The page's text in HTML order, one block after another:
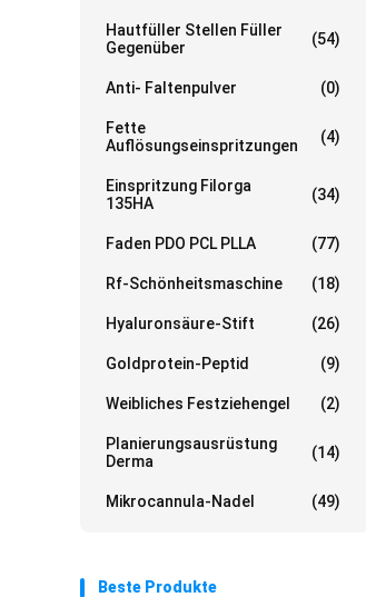
Hautfüller Stellen Füller
Gegenüber
(54)
Anti- Faltenpulver (0)
Fette
Auflösungseinspritzungen
(4)
Einspritzung Filorga
135HA
(34)
Faden PDO PCL PLLA (77)
Rf-Schönheitsmaschine (18)
Hyaluronsäure-Stift (26)
Goldprotein-Peptid (9)
Weibliches Festziehengel (2)
Planierungsausrüstung
Derma
(14)
Mikrocannula-Nadel (49)
Beste Produkte